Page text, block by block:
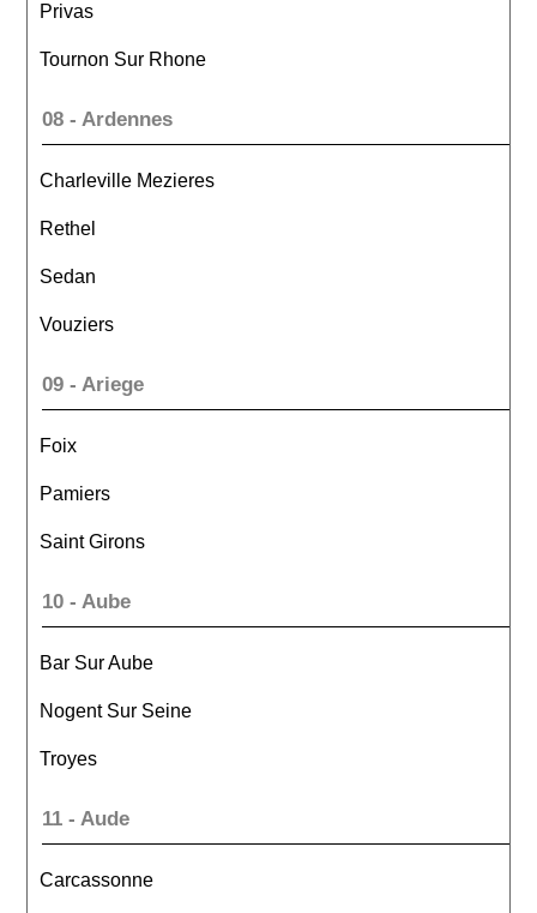
Privas
Tournon Sur Rhone
08 - Ardennes
Charleville Mezieres
Rethel
Sedan
Vouziers
09 - Ariege
Foix
Pamiers
Saint Girons
10 - Aube
Bar Sur Aube
Nogent Sur Seine
Troyes
11 - Aude
Carcassonne